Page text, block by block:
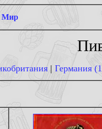
Мир
| Германия